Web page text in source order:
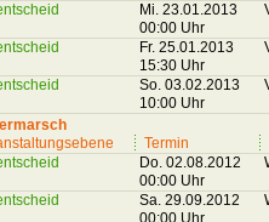
Mi. 23.01.2013
00:00 Uhr
Fr. 25.01.2013
15:30 Uhr
So. 03.02.2013
10:00 Uhr
Termin
Do. 02.08.2012
00:00 Uhr
Sa. 29.09.2012
00:00 Uhr